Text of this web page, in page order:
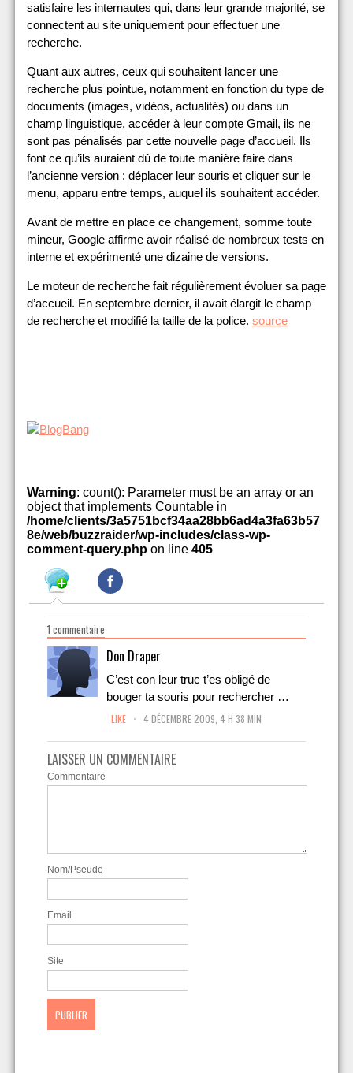
satisfaire les internautes qui, dans leur grande majorité, se
connectent au site uniquement pour effectuer une
recherche.
Quant aux autres, ceux qui souhaitent lancer une
recherche plus pointue, notamment en fonction du type de
documents (images, vidéos, actualités) ou dans un
champ linguistique, accéder à leur compte Gmail, ils ne
sont pas pénalisés par cette nouvelle page d’accueil. Ils
font ce qu’ils auraient dû de toute manière faire dans
l’ancienne version : déplacer leur souris et cliquer sur le
menu, apparu entre temps, auquel ils souhaitent accéder.
Avant de mettre en place ce changement, somme toute
mineur, Google affirme avoir réalisé de nombreux tests en
interne et expérimenté une dizaine de versions.
Le moteur de recherche fait régulièrement évoluer sa page
d’accueil. En septembre dernier, il avait élargit le champ
de recherche et modifié la taille de la police. source
Warning: count(): Parameter must be an array or an
object that implements Countable in
/home/clients/3a5751bcf34aa28bb6ad4a3fa63b57
8e/web/buzzraider/wp-includes/class-wp-
comment-query.php on line 405
1 commentaire
Don Draper
C’est con leur truc t’es obligé de
bouger ta souris pour rechercher …
LIKE . 4 DÉCEMBRE 2009, 4 H 38 MIN
LAISSER UN COMMENTAIRE
Commentaire
Nom/Pseudo
Email
Site